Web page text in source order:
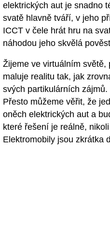
elektrických aut je snadno
svatě hlavně tváří, v jeho
ICCT v čele hrát hru na
náhodou jeho skvělá
Žijeme ve virtuálním světě,
maluje realitu tak, jak
svých partikulárních
Přesto můžeme věřit, že
oněch elektrických aut a
které řešení je reálně,
Elektromobily jsou zkrátka